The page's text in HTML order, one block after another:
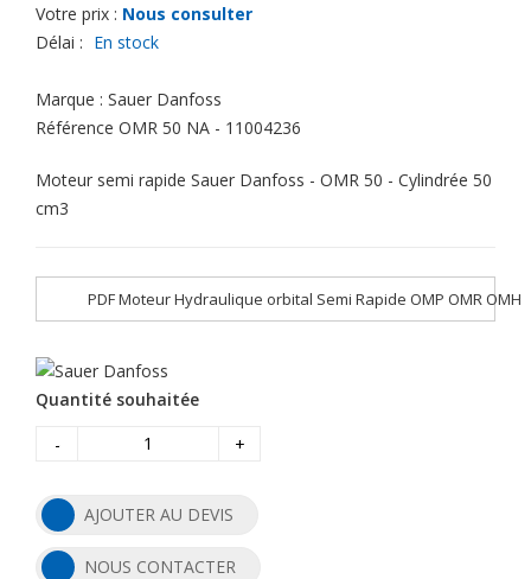
Votre prix : Nous consulter
Délai : En stock
Marque : Sauer Danfoss
Référence OMR 50 NA - 11004236
Moteur semi rapide Sauer Danfoss - OMR 50 - Cylindrée 50
cm3
PDF Moteur Hydraulique orbital Semi Rapide OMP OMR OMH
Quantité souhaitée
-
+
AJOUTER AU DEVIS
NOUS CONTACTER